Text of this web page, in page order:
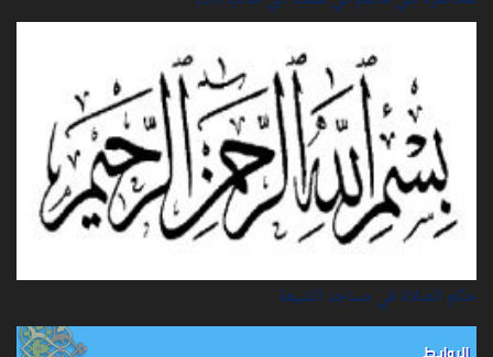
حكم الصلاة في مساجد الشيعة